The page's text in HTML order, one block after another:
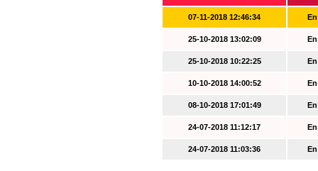
07-11-2018 12:46:34
25-10-2018 13:02:09
25-10-2018 10:22:25
10-10-2018 14:00:52
08-10-2018 17:01:49
24-07-2018 11:12:17
24-07-2018 11:03:36